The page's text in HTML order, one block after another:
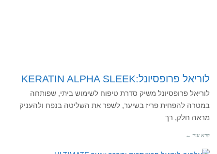
לוריאל פרופסיונל:KERATIN ALPHA SLEEK
לוריאל פרופסיונל משיק סדרת טיפוח לשימוש ביתי, שפותחה
במטרה להפחית פריז בשיער, לשפר את השליטה בנפח ולהעניק
מראה חלק, רך
קרא עוד ←